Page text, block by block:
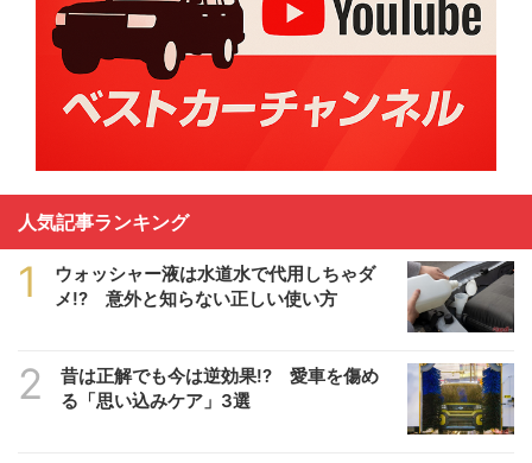
人気記事ランキング
1
ウォッシャー液は水道水で代用しちゃダ
メ!? 意外と知らない正しい使い方
2
昔は正解でも今は逆効果!? 愛車を傷め
る「思い込みケア」3選